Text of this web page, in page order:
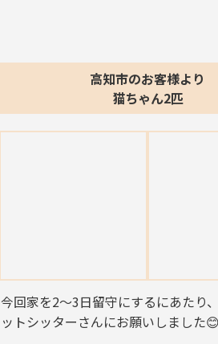
高知市のお客様より
猫ちゃん2匹
今回家を2〜3日留守にするにあたり
ットシッターさんにお願いしました😊